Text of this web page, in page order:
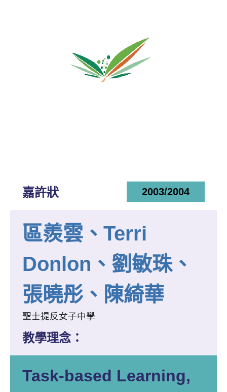
嘉許狀 2003/2004
區羨雲、Terri
Donlon、劉敏珠、
張曉彤、陳綺華
聖士提反女子中學
教學理念：
Task-based Learning,